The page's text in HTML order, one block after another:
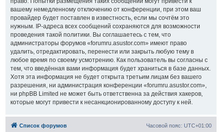
вашему немедленному отключению от конференции, при этом ваш
провайдер будет поставлен в известность, если мы сочтём это
нужным. IP-адреса всех сообщений сохраняются для возможности
проведения такой политики. Вы соглашаетесь с тем, что
администраторы форумов «forumru.asustor.com» имеют право
удалить, отредактировать, перенести или закрыть любую тему в
любое время по своему усмотрению. Как пользователь вы согласны с
тем, что введённая вами информация будет храниться в базе данных.
Хотя эта информация не будет открыта третьим лицам без вашего
разрешения, ни администрация конференции «forumru.asustor.com»,
ни phpBB Limited не может быть ответственна за действия хакеров,
которые могут привести к несанкционированному доступу к ней.
Список форумов Часовой пояс: UTC+01:00